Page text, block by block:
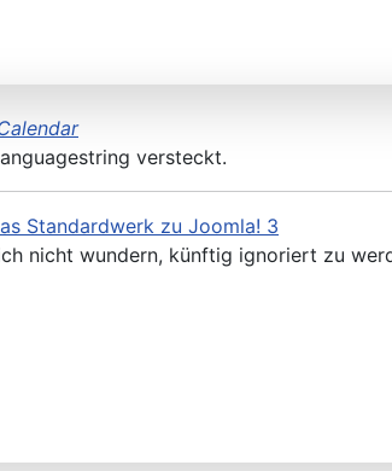
versteckt.
Standardwerk zu Joomla! 3
nicht wundern, künftig ignoriert zu